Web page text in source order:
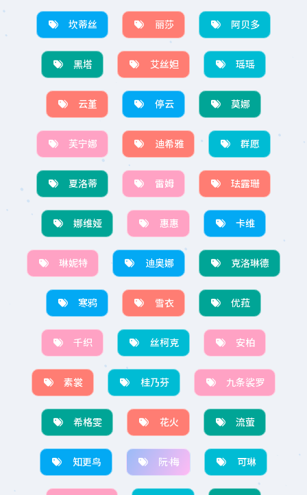
坎蒂丝 丽莎 阿贝多
黑塔 艾丝妲 瑶瑶
云堇 停云 莫娜
芙宁娜 迪希雅 群愿
夏洛蒂 雷姆 珐露珊
娜维娅 惠惠 卡维
琳妮特 迪奥娜 克洛琳德
寒鸦 雪衣 优菈
千织 丝柯克 安柏
素裳 桂乃芬 九条裟罗
希格雯 花火 流萤
知更鸟 阮·梅 可琳